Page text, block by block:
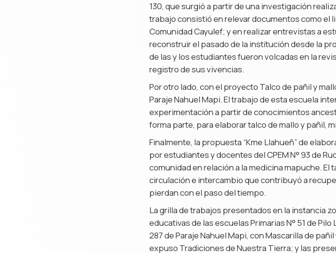
130, que surgió a partir de una investigación
trabajo consistió en relevar documentos como el
Comunidad Cayulef; y en realizar entrevistas a
reconstruir el pasado de la institución desde la
de las y los estudiantes fueron volcadas en la
registro de sus vivencias.
Por otro lado, con el proyecto Talco de pañil y
Paraje Nahuel Mapi. El trabajo de esta escuela
experimentación a partir de conocimientos
forma parte, para elaborar talco de mallo y pañil,
Finalmente, la propuesta “Kme Llahueñ” de
por estudiantes y docentes del CPEM N° 93 de
comunidad en relación a la medicina mapuche. El
circulación e intercambio que contribuyó a
pierdan con el paso del tiempo.
La grilla de trabajos presentados en la instancia
educativas de las escuelas Primarias N° 51 de
287 de Paraje Nahuel Mapi, con Mascarilla de
expuso Tradiciones de Nuestra Tierra; y las